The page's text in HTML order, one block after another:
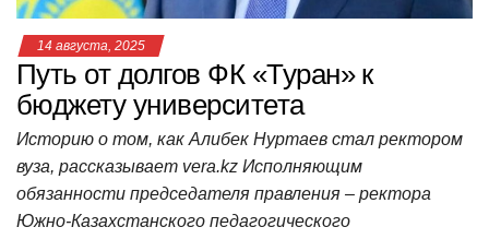
14 августа, 2025
Путь от долгов ФК «Туран» к
бюджету университета
Историю о том, как Алибек Нуртаев стал ректором
вуза, рассказывает vera.kz Исполняющим
обязанности председателя правления – ректора
Южно-Казахстанского педагогического